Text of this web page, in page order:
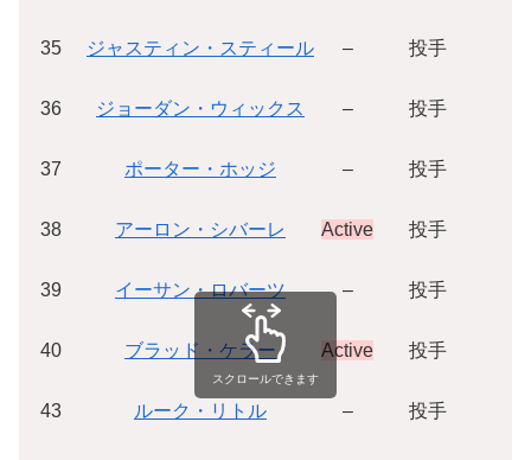
35 ジャスティン・スティール – 投手
36 ジョーダン・ウィックス – 投手
37 ポーター・ホッジ – 投手
38 アーロン・シバーレ Active 投手
39 イーサン・ロバーツ – 投手
40 ブラッド・ケラー Active 投手
43 ルーク・リトル – 投手
スクロールできます